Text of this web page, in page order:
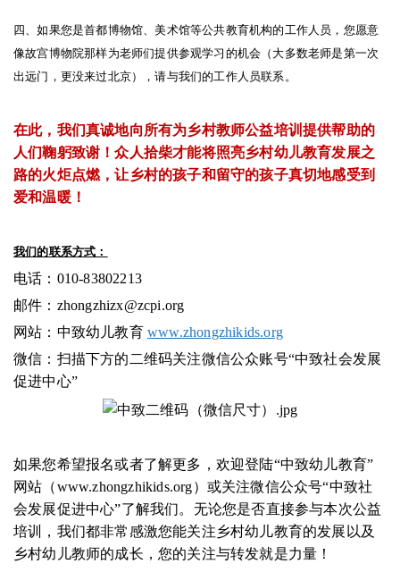
四、如果您是首都博物馆、美术馆等公共教育机构的工作人员，您愿意
像故宫博物院那样为老师们提供参观学习的机会（大多数老师是第一次
出远门，更没来过北京），请与我们的工作人员联系。
在此，我们真诚地向所有为乡村教师公益培训提供帮助的
人们鞠躬致谢！众人拾柴才能将照亮乡村幼儿教育发展之
路的火炬点燃，让乡村的孩子和留守的孩子真切地感受到
爱和温暖！
我们的联系方式：
电话：010-83802213
邮件：zhongzhizx@zcpi.org
网站：中致幼儿教育 www.zhongzhikids.org
微信：扫描下方的二维码关注微信公众账号“中致社会发展
促进中心”
如果您希望报名或者了解更多，欢迎登陆“中致幼儿教育”
网站（www.zhongzhikids.org）或关注微信公众号“中致社
会发展促进中心”了解我们。无论您是否直接参与本次公益
培训，我们都非常感激您能关注乡村幼儿教育的发展以及
乡村幼儿教师的成长，您的关注与转发就是力量！